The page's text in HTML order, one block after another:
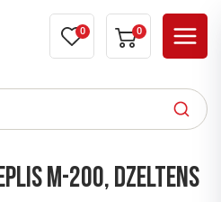
0 0
M-200, dzeltens